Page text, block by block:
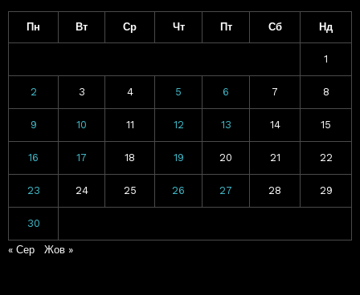
Пн Вт Ср Чт Пт Сб Нд
1
2 3 4 5 6 7 8
9 10 11 12 13 14 15
16 17 18 19 20 21 22
23 24 25 26 27 28 29
30
« Сер Жов »